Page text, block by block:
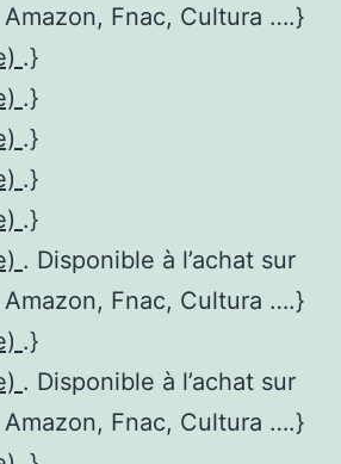
Fnac, Cultura ….}
.}
.}
.}
.}
.}
. Disponible à l’achat sur
Fnac, Cultura ….}
.}
. Disponible à l’achat sur
Fnac, Cultura ….}